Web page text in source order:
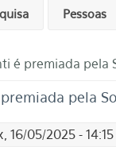
Pessoas
é premiada pela
pela
16/05/2025 - 14:15